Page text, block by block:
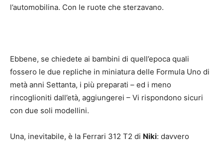
l’automobilina. Con le ruote che sterzavano.
Ebbene, se chiedete ai bambini di quell’epoca quali
fossero le due repliche in miniatura delle Formula Uno di
metà anni Settanta, i più preparati – ed i meno
rincoglioniti dall’età, aggiungerei – Vi rispondono sicuri
con due soli modellini.
Una, inevitabile, è la Ferrari 312 T2 di Niki: davvero